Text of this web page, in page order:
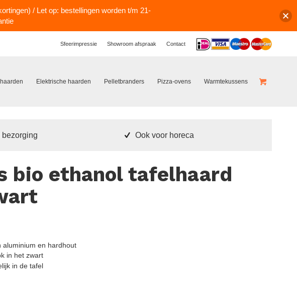
Sfeerimpressie Showroom afspraak Contact Logos
Elektrische haarden Pelletbranders Pizza-ovens Warmtekussens
bezorging Ook voor horeca
bio ethanol tafelhaard
aluminium en hardhout
in het zwart
in de tafel
/ Let op: bestellingen worden t/m 21-